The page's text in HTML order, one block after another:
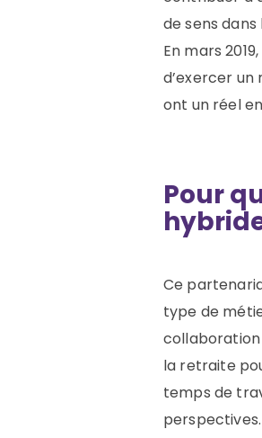
de sens
En mars
d’exercer un
ont un réel
Pour
Ce
type de
la retraite
temps de
perspectives.